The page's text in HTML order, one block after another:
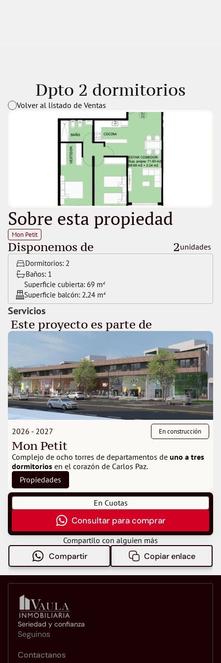
Dpto 2 dormitorios
Volver al listado de Ventas
Sobre esta propiedad
Mon Petit
Disponemos de 2unidades
Dormitorios: 2
Baños: 1
Superficie cubierta: 69 m²
Superficie balcón: 2,24 m²
Servicios
Este proyecto es parte de
2026 - 2027 En construcción
Mon Petit
Complejo de ocho torres de departamentos de uno a tres
dormitorios en el corazón de Carlos Paz.
Propiedades
En Cuotas
Consultar para comprar
Compartilo con alguien más
Compartir Copiar enlace
Seriedad y confianza
Seguinos
Contactanos